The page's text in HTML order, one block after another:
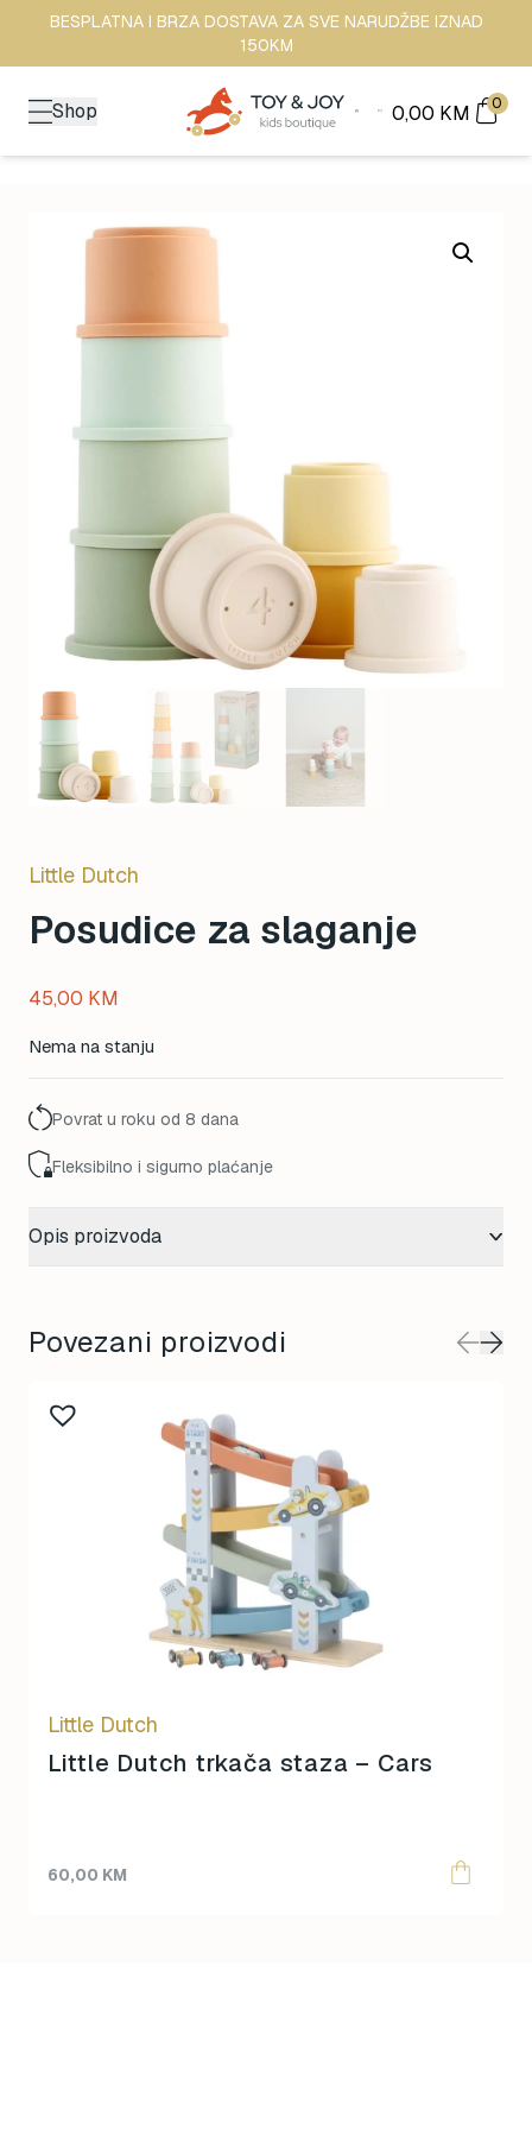
BESPLATNA I BRZA DOSTAVA ZA SVE NARUDŽBE IZNAD
150KM
Shop 0,00 KM 0
Little Dutch
Posudice za slaganje
45,00 KM
Nema na stanju
Povrat u roku od 8 dana
Fleksibilno i sigurno plaćanje
Opis proizvoda
Povezani proizvodi
Little Dutch
Little Dutch trkača staza – Cars
60,00 KM